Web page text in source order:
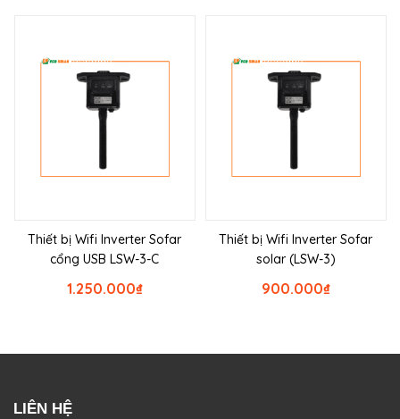
Thiết bị Wifi Inverter Sofar
cổng USB LSW-3-C
₫
1.250.000
Thiết bị Wifi Inverter Sofar
solar (LSW-3)
₫
900.000
LIÊN HỆ